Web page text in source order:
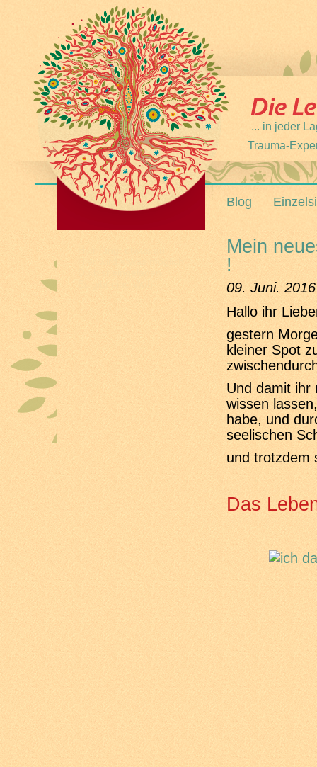
... in jeder
Trauma-
Blog
Mein
!
09. Juni. 2016
Hallo ihr
gestern
kleiner Spot
Und damit ihr
wissen
habe, und
seelischen
und trotzdem
Das